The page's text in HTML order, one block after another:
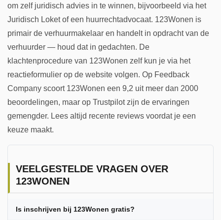
om zelf juridisch advies in te winnen, bijvoorbeeld via het
Juridisch Loket of een huurrechtadvocaat. 123Wonen is
primair de verhuurmakelaar en handelt in opdracht van de
verhuurder — houd dat in gedachten. De
klachtenprocedure van 123Wonen zelf kun je via het
reactieformulier op de website volgen. Op Feedback
Company scoort 123Wonen een 9,2 uit meer dan 2000
beoordelingen, maar op Trustpilot zijn de ervaringen
gemengder. Lees altijd recente reviews voordat je een
keuze maakt.
VEELGESTELDE VRAGEN OVER
123WONEN
Is inschrijven bij 123Wonen gratis?